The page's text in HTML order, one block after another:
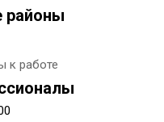
районы
к работе